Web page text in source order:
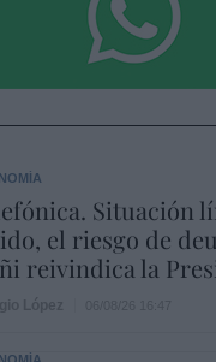
Situación
el riesgo de
reivindica la